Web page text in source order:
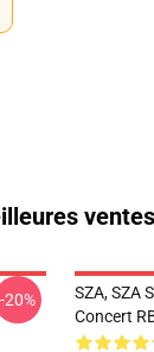
ventes
-20%
SZA, SZA
Concert